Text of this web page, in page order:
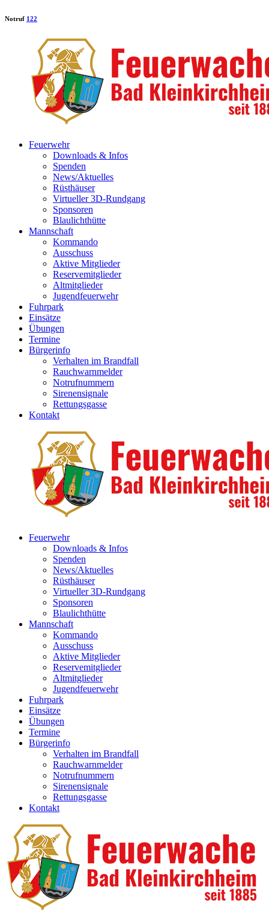
Notruf 122
Feuerwehr
Downloads & Infos
Spenden
News/Aktuelles
Rüsthäuser
Virtueller 3D-Rundgang
Sponsoren
Blaulichthütte
Mannschaft
Kommando
Ausschuss
Aktive Mitglieder
Reservemitglieder
Altmitglieder
Jugendfeuerwehr
Fuhrpark
Einsätze
Übungen
Termine
Bürgerinfo
Verhalten im Brandfall
Rauchwarnmelder
Notrufnummern
Sirenensignale
Rettungsgasse
Kontakt
Feuerwehr
Downloads & Infos
Spenden
News/Aktuelles
Rüsthäuser
Virtueller 3D-Rundgang
Sponsoren
Blaulichthütte
Mannschaft
Kommando
Ausschuss
Aktive Mitglieder
Reservemitglieder
Altmitglieder
Jugendfeuerwehr
Fuhrpark
Einsätze
Übungen
Termine
Bürgerinfo
Verhalten im Brandfall
Rauchwarnmelder
Notrufnummern
Sirenensignale
Rettungsgasse
Kontakt